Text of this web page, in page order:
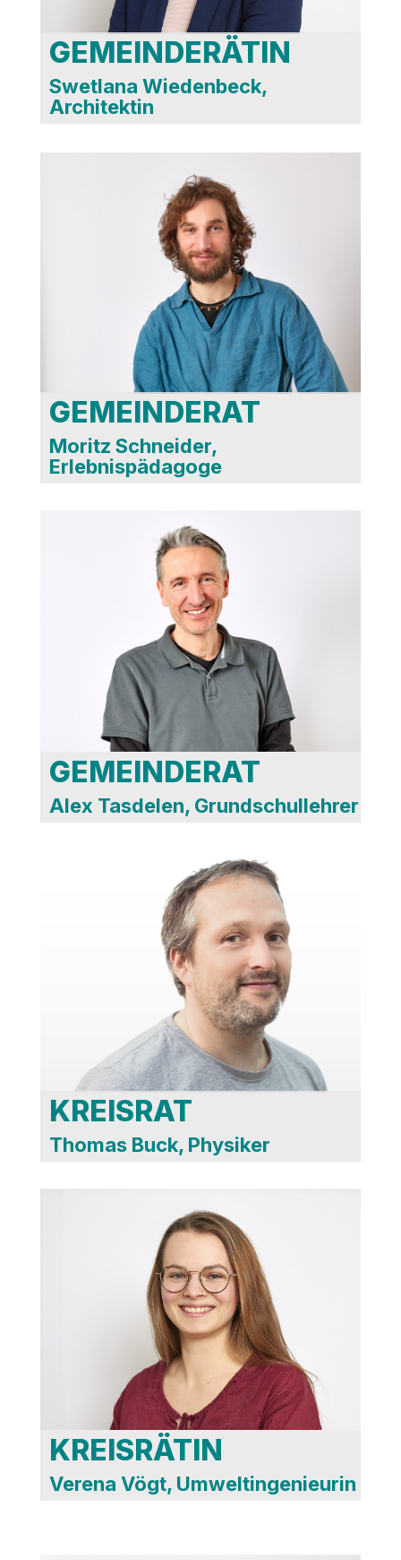
GEMEINDERÄTIN
Swetlana Wiedenbeck,
Architektin
Haupt- , Finanz &
Klimaausschuss
Sozialausschuss
Betriebsausschuss
Internationaler
Ausschuss
AR Mobil GmbH
AR Bäder
GEMEINDERAT
Moritz Schneider,
Erlebnispädagoge
Bildungsausschuss
Sportausschuss
Orchesterausschuss
Kulturauschuss
Friedhofsbeirat
AR Flughafen
GEMEINDERAT
Alex Tasdelen, Grundschullehrer
Verwaltungs-
Finanzausschuss
Bauausschuss
KREISRAT
Thomas Buck, Physiker
Technischer- und
Umweltausschuss
KREISRÄTIN
Verena Vögt, Umweltingenieurin